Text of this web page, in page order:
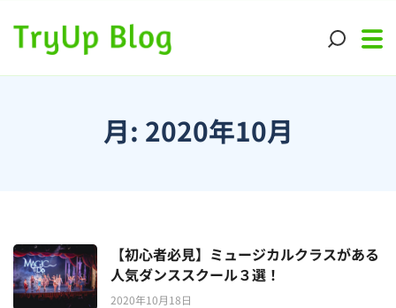
月: 2020年10月
【初心者必見】ミュージカルクラスがある
人気ダンススクール３選！
2020年10月18日